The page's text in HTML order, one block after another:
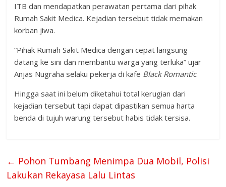
ITB dan mendapatkan perawatan pertama dari pihak
Rumah Sakit Medica. Kejadian tersebut tidak memakan
korban jiwa.
“Pihak Rumah Sakit Medica dengan cepat langsung
datang ke sini dan membantu warga yang terluka” ujar
Anjas Nugraha selaku pekerja di kafe Black Romantic.
Hingga saat ini belum diketahui total kerugian dari
kejadian tersebut tapi dapat dipastikan semua harta
benda di tujuh warung tersebut habis tidak tersisa.
← Pohon Tumbang Menimpa Dua Mobil, Polisi
Lakukan Rekayasa Lalu Lintas